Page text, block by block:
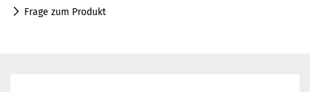
Frage zum Produkt